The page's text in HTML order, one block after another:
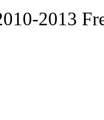
2013